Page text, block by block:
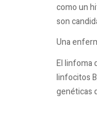
como un
son
Una
El linfoma
linfocitos
genéticas